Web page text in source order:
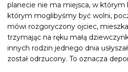
planecie nie ma miejsca, w którym
którym moglibyśmy być wolni,
mówi rozgoryczony ojciec,
trzymając na ręku małą
innych rodzin jednego dnia
został odrzucony. To oznacza